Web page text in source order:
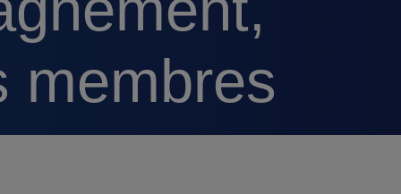
membres